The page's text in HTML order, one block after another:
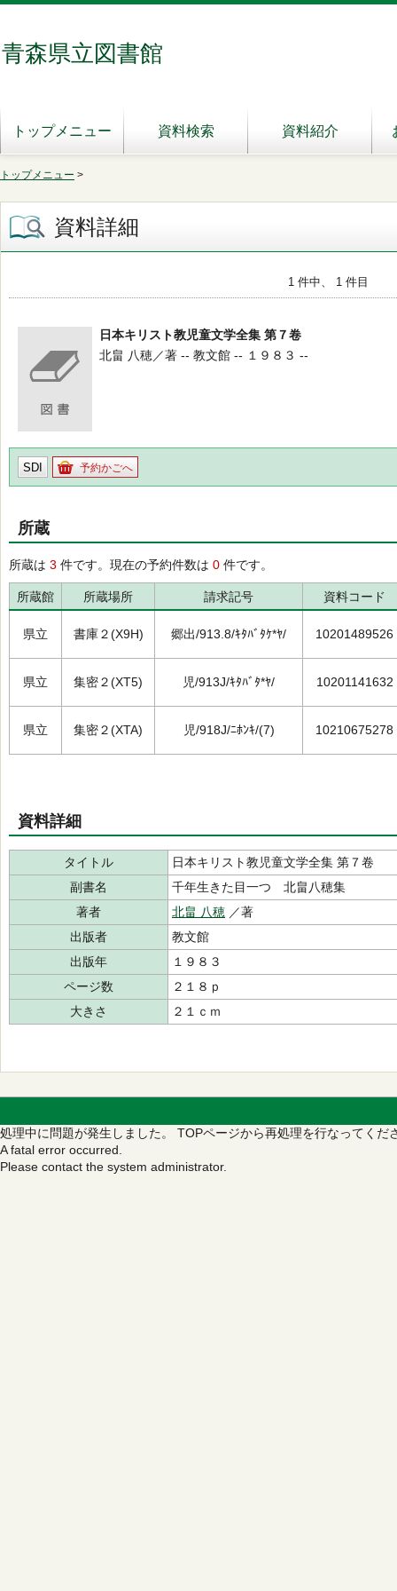
青森県立図書館
トップメニュー 資料検索 資料紹介
トップメニュー >
資料詳細
1 件中、 1 件目
日本キリスト教児童文学全集 第７卷
北畠 八穂／著 -- 教文館 -- １９８３ --
SDI 予約かごへ
所蔵
所蔵は 3 件です。現在の予約件数は 0 件です。
所蔵館 所蔵場所 請求記号 資料コード
県立 書庫２(X9H) 郷出/913.8/ｷﾀﾊﾞﾀｹ*ﾔ/ 10201489526
県立 集密２(XT5) 児/913J/ｷﾀﾊﾞﾀ*ﾔ/ 10201141632
県立 集密２(XTA) 児/918J/ﾆﾎﾝｷ/(7) 10210675278
資料詳細
タイトル
日本キリスト教児童文学全集 第７卷
副書名
千年生きた目一つ 北畠八穂集
著者
北畠 八穂 ／著
出版者
教文館
出版年
１９８３
ページ数
２１８ｐ
大きさ
２１ｃｍ
処理中に問題が発生しました。 TOPページから再処理を行なってくだ
A fatal error occurred.
Please contact the system administrator.